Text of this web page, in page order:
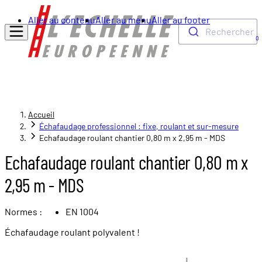
Aller au contenuAller au menuAller au footer
Rechercher
0
Accueil
Échafaudage professionnel : fixe, roulant et sur-mesure
Echafaudage roulant chantier 0,80 m x 2,95 m - MDS
Echafaudage roulant chantier 0,80 m x
2,95 m - MDS
Normes :
EN 1004
Échafaudage roulant polyvalent !